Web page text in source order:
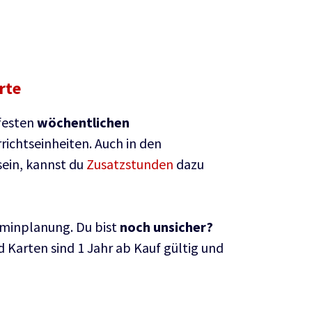
wöchentlichen
Auch in den
kannst du Zusatzstunden dazu
Du bist noch unsicher?
sind 1 Jahr ab Kauf gültig und